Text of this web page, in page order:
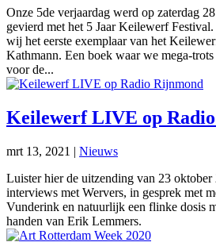
Onze 5de verjaardag werd op zaterdag
gevierd met het 5 Jaar Keilewerf
wij het eerste exemplaar van het
Kathmann. Een boek waar we mega-
voor de...
Keilewerf LIVE op
mrt 13, 2021 | Nieuws
Luister hier de uitzending van 23
interviews met Wervers, in gesprek met
Vunderink en natuurlijk een flinke dosis
handen van Erik Lemmers.